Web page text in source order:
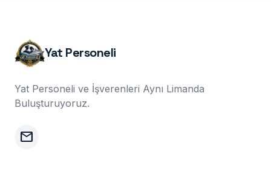
Yat Personeli
Yat Personeli ve İşverenleri Aynı Limanda
Buluşturuyoruz.
mail